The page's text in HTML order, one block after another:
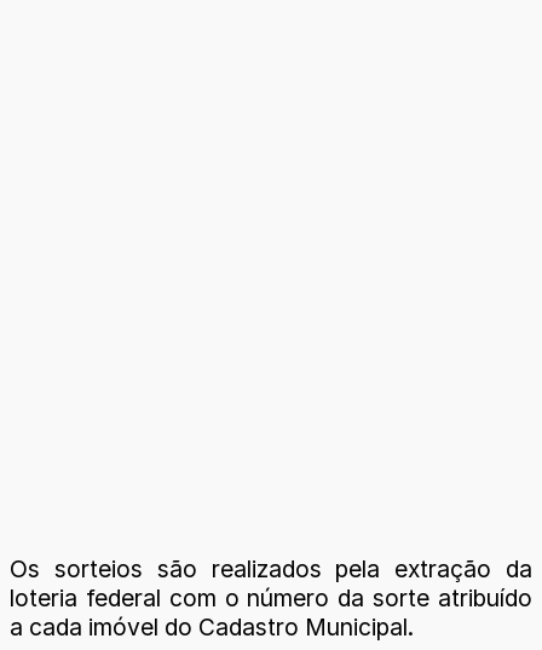
Os sorteios são realizados pela extração da
loteria federal com o número da sorte atribuído
a cada imóvel do Cadastro Municipal.